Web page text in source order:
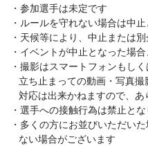
参加選手は未定です
ルールを守れない場合は中
天候等により、中止または
イベントが中止となった場
撮影はスマートフォンもし
立ち止まっての動画・写真
対応は出来かねますので、
選手への接触行為は禁止と
多くの方にお並びいただい
ない場合がございます